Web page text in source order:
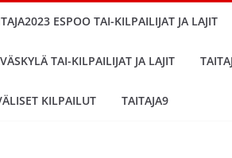
ESPOO TAI-KILPAILIJAT JA LAJIT
TAI-KILPAILIJAT JA LAJIT
KILPAILUT TAITAJA9